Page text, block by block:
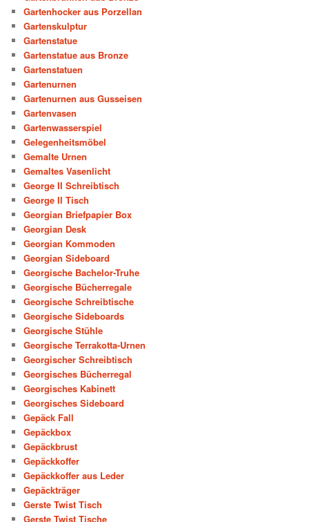
Gartenhocker aus Porzellan
Gartenskulptur
Gartenstatue
Gartenstatue aus Bronze
Gartenstatuen
Gartenurnen
Gartenurnen aus Gusseisen
Gartenvasen
Gartenwasserspiel
Gelegenheitsmöbel
Gemalte Urnen
Gemaltes Vasenlicht
George II Schreibtisch
George II Tisch
Georgian Briefpapier Box
Georgian Desk
Georgian Kommoden
Georgian Sideboard
Georgische Bachelor-Truhe
Georgische Bücherregale
Georgische Schreibtische
Georgische Sideboards
Georgische Stühle
Georgische Terrakotta-Urnen
Georgischer Schreibtisch
Georgisches Bücherregal
Georgisches Kabinett
Georgisches Sideboard
Gepäck Fall
Gepäckbox
Gepäckbrust
Gepäckkoffer
Gepäckkoffer aus Leder
Gepäckträger
Gerste Twist Tisch
Gerste Twist Tische